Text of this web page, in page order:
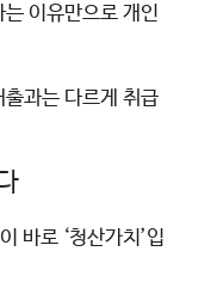
이유만으로 개인
과는 다르게 취급
바로 ‘청산가치’입